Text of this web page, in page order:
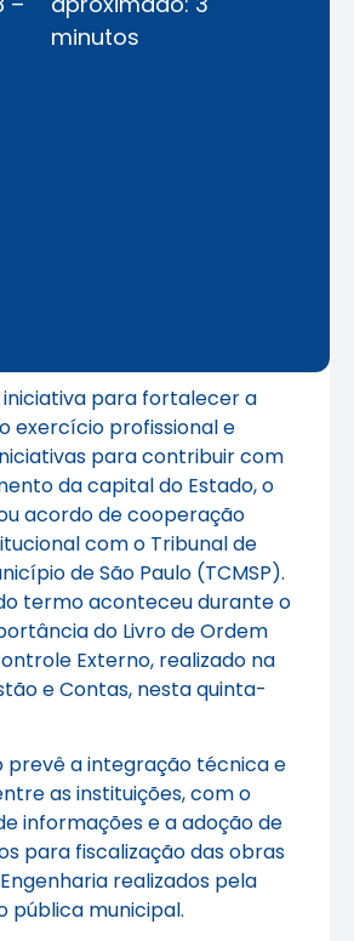
minutos
iniciativa para fortalecer a
exercício profissional e
para contribuir com
da capital do Estado, o
acordo de cooperação
com o Tribunal de
de São Paulo (TCMSP).
termo aconteceu durante o
do Livro de Ordem
Externo, realizado na
e Contas, nesta quinta-
prevê a integração técnica e
as instituições, com o
informações e a adoção de
para fiscalização das obras
realizados pela
pública municipal.